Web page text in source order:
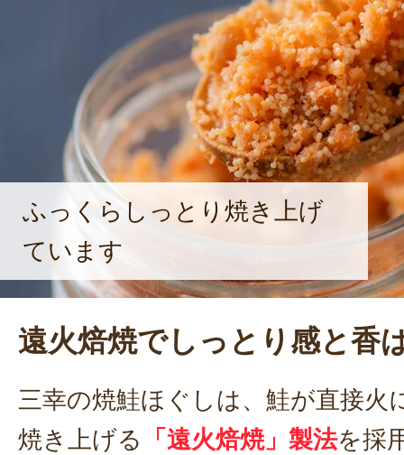
ふっくらしっとり焼き上げ
ています
遠火焙焼でしっとり感と香
三幸の焼鮭ほぐしは、鮭が直接火
焼き上げる
「遠火焙焼」製法を採